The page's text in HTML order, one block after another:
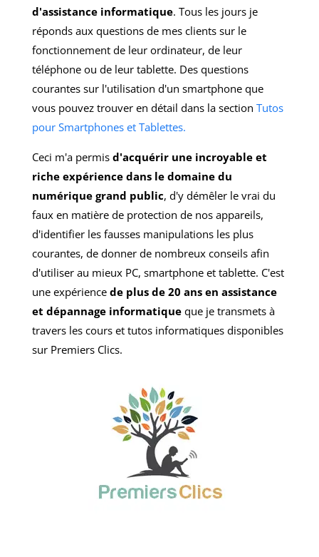
d'assistance informatique. Tous les jours je
réponds aux questions de mes clients sur le
fonctionnement de leur ordinateur, de leur
téléphone ou de leur tablette. Des questions
courantes sur l'utilisation d'un smartphone que
vous pouvez trouver en détail dans la section Tutos
pour Smartphones et Tablettes.
Ceci m'a permis d'acquérir une incroyable et
riche expérience dans le domaine du
numérique grand public, d'y démêler le vrai du
faux en matière de protection de nos appareils,
d'identifier les fausses manipulations les plus
courantes, de donner de nombreux conseils afin
d'utiliser au mieux PC, smartphone et tablette. C'est
une expérience de plus de 20 ans en assistance
et dépannage informatiqueque je transmets à
travers les cours et tutos informatiques disponibles
sur Premiers Clics.